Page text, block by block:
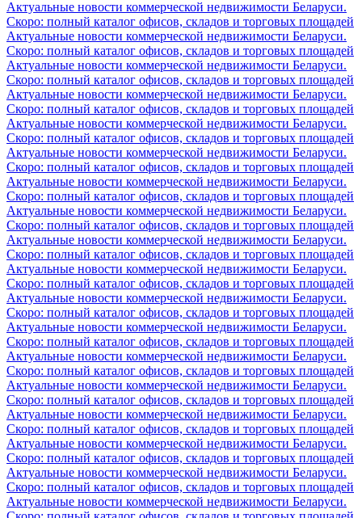
Актуальные новости коммерческой недвижимости Беларуси.
Скоро: полный каталог офисов, складов и торговых площадей
Актуальные новости коммерческой недвижимости Беларуси.
Скоро: полный каталог офисов, складов и торговых площадей
Актуальные новости коммерческой недвижимости Беларуси.
Скоро: полный каталог офисов, складов и торговых площадей
Актуальные новости коммерческой недвижимости Беларуси.
Скоро: полный каталог офисов, складов и торговых площадей
Актуальные новости коммерческой недвижимости Беларуси.
Скоро: полный каталог офисов, складов и торговых площадей
Актуальные новости коммерческой недвижимости Беларуси.
Скоро: полный каталог офисов, складов и торговых площадей
Актуальные новости коммерческой недвижимости Беларуси.
Скоро: полный каталог офисов, складов и торговых площадей
Актуальные новости коммерческой недвижимости Беларуси.
Скоро: полный каталог офисов, складов и торговых площадей
Актуальные новости коммерческой недвижимости Беларуси.
Скоро: полный каталог офисов, складов и торговых площадей
Актуальные новости коммерческой недвижимости Беларуси.
Скоро: полный каталог офисов, складов и торговых площадей
Актуальные новости коммерческой недвижимости Беларуси.
Скоро: полный каталог офисов, складов и торговых площадей
Актуальные новости коммерческой недвижимости Беларуси.
Скоро: полный каталог офисов, складов и торговых площадей
Актуальные новости коммерческой недвижимости Беларуси.
Скоро: полный каталог офисов, складов и торговых площадей
Актуальные новости коммерческой недвижимости Беларуси.
Скоро: полный каталог офисов, складов и торговых площадей
Актуальные новости коммерческой недвижимости Беларуси.
Скоро: полный каталог офисов, складов и торговых площадей
Актуальные новости коммерческой недвижимости Беларуси.
Скоро: полный каталог офисов, складов и торговых площадей
Актуальные новости коммерческой недвижимости Беларуси.
Скоро: полный каталог офисов, складов и торговых площадей
Актуальные новости коммерческой недвижимости Беларуси.